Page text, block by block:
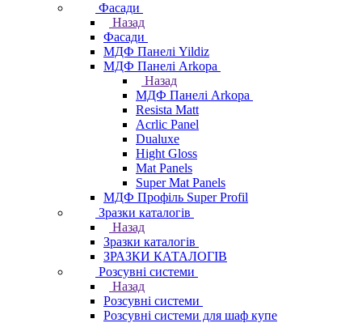
Фасади
Назад
Фасади
МДФ Панелі Yildiz
МДФ Панелі Arkopa
Назад
МДФ Панелі Arkopa
Resista Matt
Acrlic Panel
Dualuxe
Hight Gloss
Mat Panels
Super Mat Panels
МДФ Профіль Super Profil
Зразки каталогів
Назад
Зразки каталогів
ЗРАЗКИ КАТАЛОГІВ
Розсувні системи
Назад
Розсувні системи
Розсувні системи для шаф купе